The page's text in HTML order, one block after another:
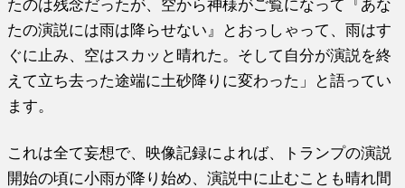
たのは残念だったが、空から神様がご覧になって『あな
たの演説には雨は降らせない』とおっしゃって、雨はす
ぐに止み、空はスカッと晴れた。そして自分が演説を終
えて立ち去った途端に土砂降りに変わった」と語ってい
ます。
これは全て妄想で、映像記録によれば、トランプの演説
開始の頃に小雨が降り始め、演説中に止むことも晴れ間